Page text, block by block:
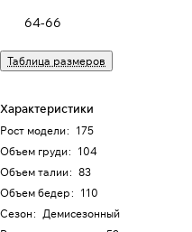
64-66
Таблица размеров
Характеристики
Рост модели: 175
Объем груди: 104
Объем талии: 83
Объем бедер: 110
Сезон: Демисезонный